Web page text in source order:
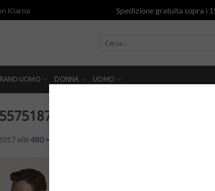
Klarna Spedizione gratuita sopra i
UOMO DONNA UOMO
alle480 × 480